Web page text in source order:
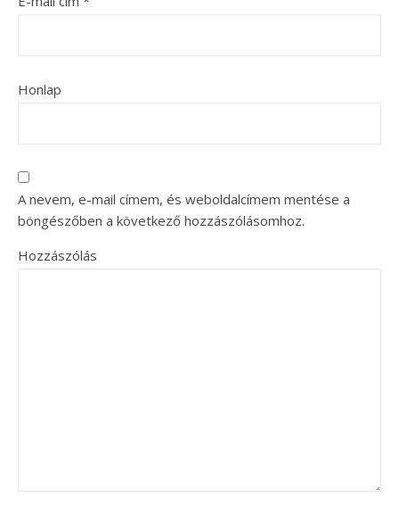
Honlap
A nevem, e-mail címem, és weboldalcímem mentése a
böngészőben a következő hozzászólásomhoz.
Hozzászólás